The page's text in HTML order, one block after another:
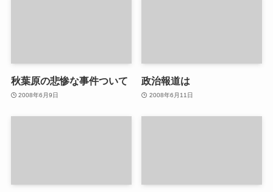
秋葉原の悲惨な事件ついて
2008年6月9日
政治報道は
2008年6月11日